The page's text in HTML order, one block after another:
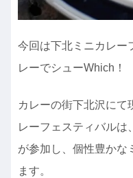
今回は下北ミニカレー
レーでシューWhich！
カレーの街下北沢にて
レーフェスティバルは
が参加し、個性豊かな
ます。